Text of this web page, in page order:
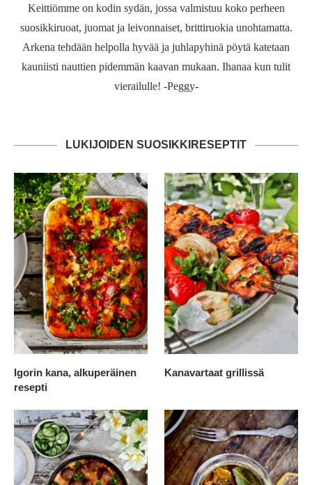
Keittiömme on kodin sydän, jossa valmistuu koko perheen
suosikkiruoat, juomat ja leivonnaiset, brittiruokia unohtamatta.
Arkena tehdään helpolla hyvää ja juhlapyhinä pöytä katetaan
kauniisti nauttien pidemmän kaavan mukaan. Ihanaa kun tulit
vierailulle! -Peggy-
LUKIJOIDEN SUOSIKKIRESEPTIT
Igorin kana, alkuperäinen
resepti
Kanavartaat grillissä